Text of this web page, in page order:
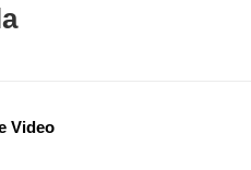
Video